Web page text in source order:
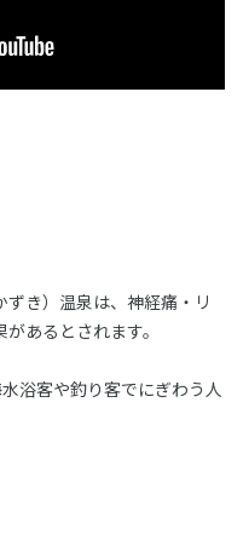
き）温泉は、神経痛・リ
あるとされます。
浴客や釣り客でにぎわう人